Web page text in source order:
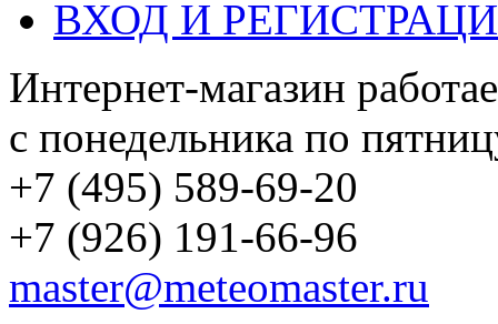
ВХОД И
Интернет-магазин
с понедельника по
+7 (495) 589-69-20
+7 (926) 191-66-96
master@meteomaster.ru